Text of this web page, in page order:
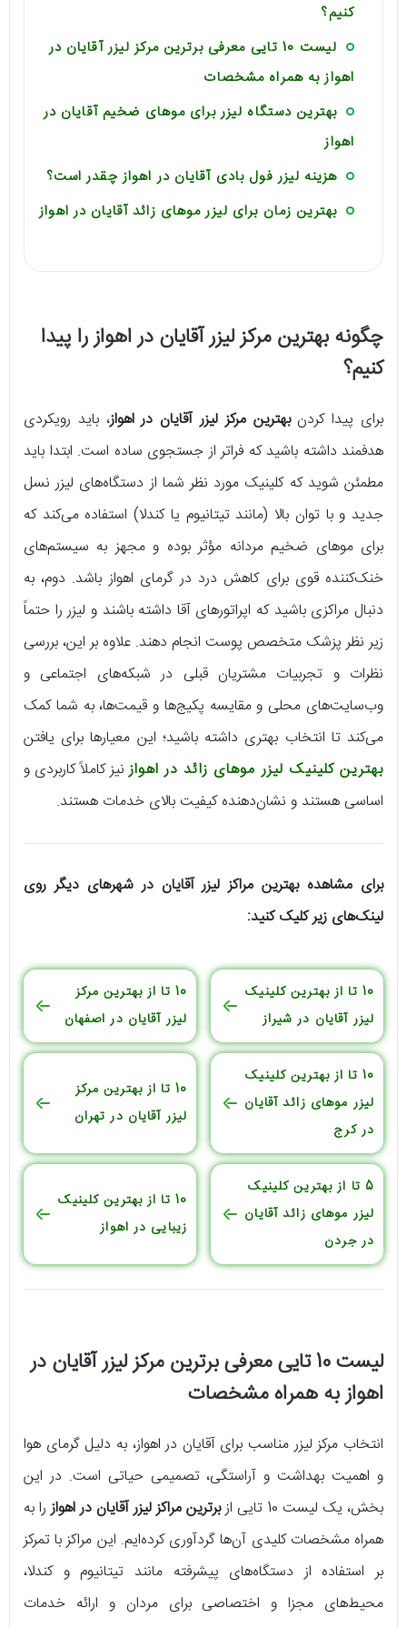
کنیم؟
لیست 10 تایی معرفی برترین مرکز لیزر آقایان در
اهواز به همراه مشخصات
بهترین دستگاه لیزر برای موهای ضخیم آقایان در
اهواز
هزینه لیزر فول بادی آقایان در اهواز چقدر است؟
بهترین زمان برای لیزر موهای زائد آقایان در اهواز
چگونه بهترین مرکز لیزر آقایان در اهواز را پیدا
کنیم؟
برای پیدا کردنبهترین مرکز لیزر آقایان در اهواز، باید رویکردی
هدفمند داشته باشید که فراتر از جستجوی ساده است. ابتدا باید
مطمئن شوید که کلینیک مورد نظر شما از دستگاه‌های لیزر نسل
جدید و با توان بالا (مانند تیتانیوم یا کندلا) استفاده می‌کند که
برای موهای ضخیم مردانه مؤثر بوده و مجهز به سیستم‌های
خنک‌کننده قوی برای کاهش درد در گرمای اهواز باشد. دوم، به
دنبال مراکزی باشید که اپراتورهای آقا داشته باشند و لیزر را حتماً
زیر نظر پزشک متخصص پوست انجام دهند. علاوه بر این، بررسی
نظرات و تجربیات مشتریان قبلی در شبکه‌های اجتماعی و
وب‌سایت‌های محلی و مقایسه پکیج‌ها و قیمت‌ها، به شما کمک
می‌کند تا انتخاب بهتری داشته باشید؛ این معیارها برای یافتن
بهترین کلینیک لیزر موهای زائد در اهوازنیز کاملاً کاربردی و
اساسی هستند و نشان‌دهنده کیفیت بالای خدمات هستند.
برای مشاهده بهترین مراکز لیزر آقایان در شهرهای دیگر روی
لینک‌های زیر کلیک کنید:
10 تا از بهترین کلینیک
لیزر آقایان در شیراز
10 تا از بهترین مرکز
لیزر آقایان در اصفهان
10 تا از بهترین کلینیک
لیزر موهای زائد آقایان
در کرج
10 تا از بهترین مرکز
لیزر آقایان در تهران
5 تا از بهترین کلینیک
لیزر موهای زائد آقایان
در جردن
10 تا از بهترین کلینیک
زیبایی در اهواز
لیست 10 تایی معرفی برترین مرکز لیزر آقایان در
اهواز به همراه مشخصات
انتخاب مرکز لیزر مناسب برای آقایان در اهواز، به دلیل گرمای هوا
و اهمیت بهداشت و آراستگی، تصمیمی حیاتی است. در این
بخش، یک لیست 10 تایی از
برترین مراکز لیزر آقایان در اهوازرا به
همراه مشخصات کلیدی آن‌ها گردآوری کرده‌ایم. این مراکز با تمرکز
بر استفاده از دستگاه‌های پیشرفته مانند تیتانیوم و کندلا،
محیط‌های مجزا و اختصاصی برای مردان و ارائه خدمات